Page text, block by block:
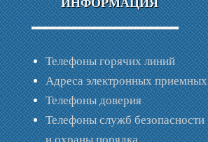
ИНФОРМАЦИЯ
Телефоны горячих линий
Адреса электронных приемных
Телефоны доверия
Телефоны служб безопасности